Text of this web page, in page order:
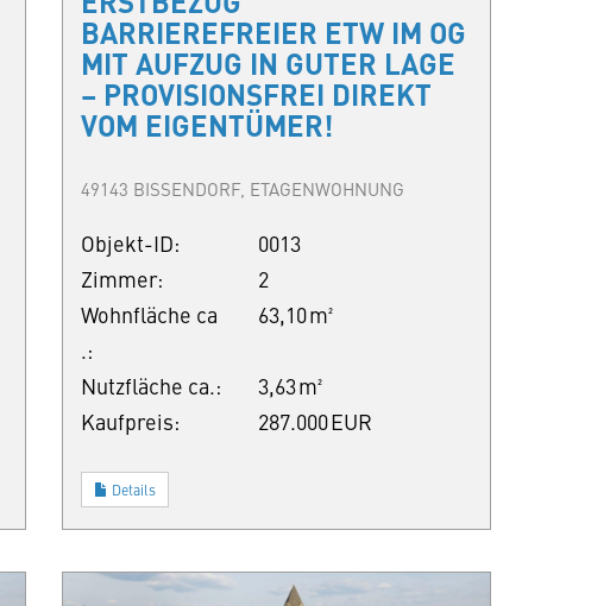
BARRIEREFREIER ETW IM OG
MIT AUFZUG IN GUTER LAGE
– PROVISIONSFREI DIREKT
VOM EIGENTÜMER!
49143 BISSENDORF, ETAGENWOHNUNG
Objekt-ID:
0013
Zimmer:
2
Wohnfläche ca
.:
63,10 m²
Nutzfläche ca.:
3,63 m²
Kaufpreis:
287.000 EUR
Details